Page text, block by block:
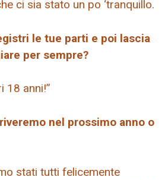
ci sia stato un po ‘tranquillo.
le tue parti e poi lascia
per sempre?
18 anni!”
nel prossimo anno o
stati tutti felicemente